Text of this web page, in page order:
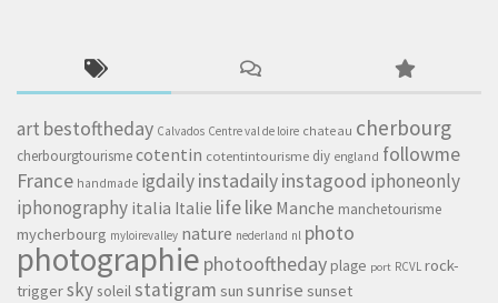
art bestoftheday Calvados Centre val de loire chateau cherbourg
cherbourgtourismecotentin cotentintourisme diy england followme
France handmade igdailyinstadailyinstagood iphoneonly
iphonography italia Italie lifelike Manche manchetourisme
mycherbourg myloirevalley nature nederland nl photo
photographie photooftheday plage port RCVL rock-
triggerskysoleilstatigram sun sunrise sunset